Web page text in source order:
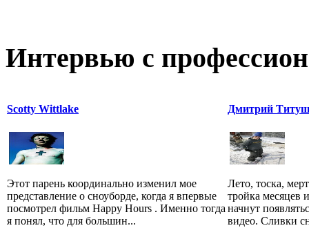
Интервью с
Scotty Wittlake
Этот парень координально изменил мое
представление о сноуборде, когда я впервые
посмотрел фильм Happy Hours . Именно тогда
я понял, что для большин...
Дмитрий
Лето, тоска,
тройка месяцев
начнут
видео. Сливки